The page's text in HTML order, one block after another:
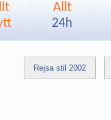
Allt
24h
Rejsa stil 2002